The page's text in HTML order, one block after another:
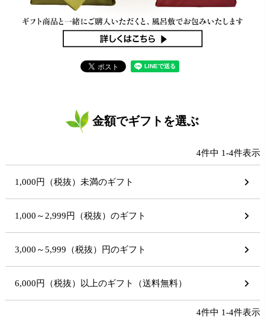
金額でギフトを選ぶ
4件中 1-4件表示
1,000円（税抜）未満のギフト
1,000～2,999円（税抜）のギフト
3,000～5,999（税抜）円のギフト
6,000円（税抜）以上のギフト（送料無料）
4件中 1-4件表示